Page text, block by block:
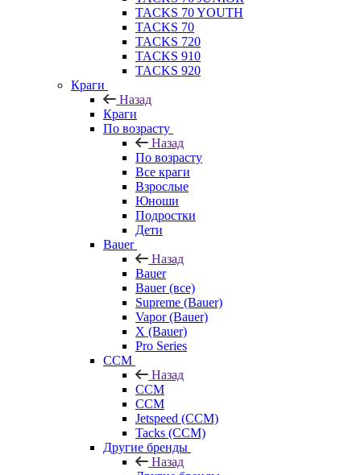
TACKS 70 YOUTH
TACKS 70
TACKS 720
TACKS 910
TACKS 920
Краги
Назад
Краги
По возрасту
Назад
По возрасту
Все краги
Взрослые
Юноши
Подростки
Дети
Bauer
Назад
Bauer
Bauer (все)
Supreme (Bauer)
Vapor (Bauer)
X (Bauer)
Pro Series
CCM
Назад
CCM
CCM
Jetspeed (CCM)
Tacks (CCM)
Другие бренды
Назад